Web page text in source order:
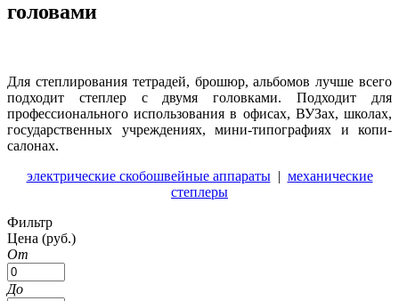
головами
Для степлирования тетрадей, брошюр, альбомов лучше всего
подходит степлер с двумя головками. Подходит для
профессионального использования в офисах, ВУЗах, школах,
государственных учреждениях, мини-типографиях и копи-
салонах.
электрические скобошвейные аппараты| механические
степлеры
Фильтр
Цена (руб.)
От
До